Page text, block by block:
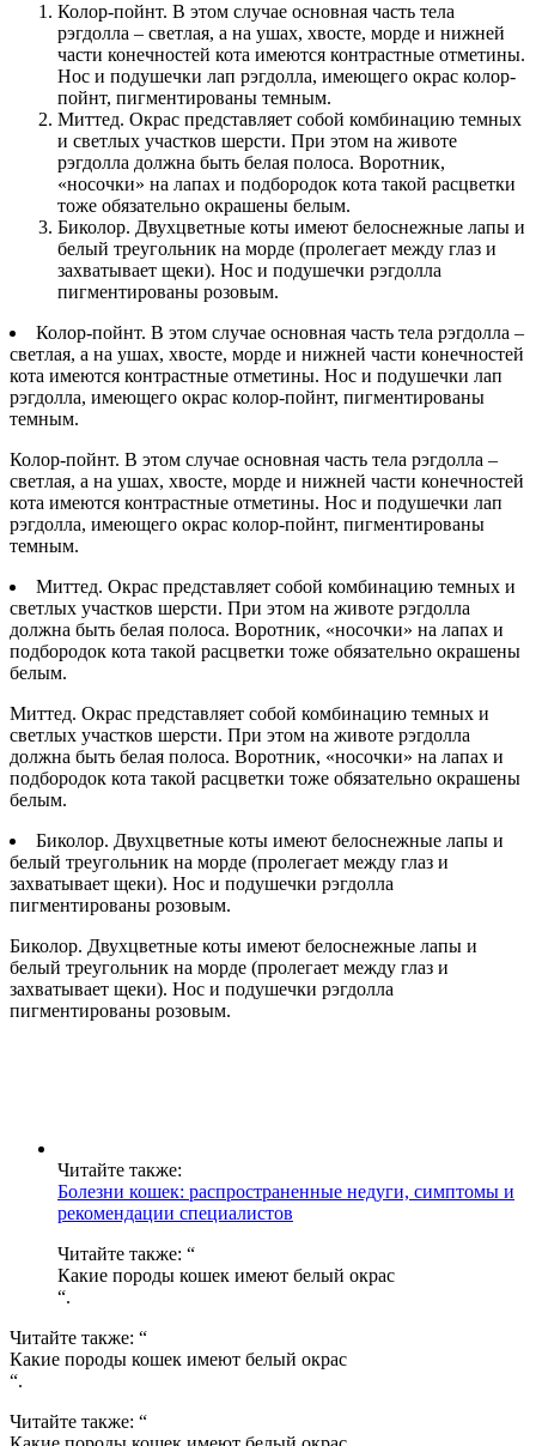
Колор-пойнт. В этом случае основная часть тела
рэгдолла – светлая, а на ушах, хвосте, морде и нижней
части конечностей кота имеются контрастные отметины.
Нос и подушечки лап рэгдолла, имеющего окрас колор-
пойнт, пигментированы темным.
Миттед. Окрас представляет собой комбинацию темных
и светлых участков шерсти. При этом на животе
рэгдолла должна быть белая полоса. Воротник,
«носочки» на лапах и подбородок кота такой расцветки
тоже обязательно окрашены белым.
Биколор. Двухцветные коты имеют белоснежные лапы и
белый треугольник на морде (пролегает между глаз и
захватывает щеки). Нос и подушечки рэгдолла
пигментированы розовым.
Колор-пойнт. В этом случае основная часть тела рэгдолла –
светлая, а на ушах, хвосте, морде и нижней части конечностей
кота имеются контрастные отметины. Нос и подушечки лап
рэгдолла, имеющего окрас колор-пойнт, пигментированы
темным.
Колор-пойнт. В этом случае основная часть тела рэгдолла –
светлая, а на ушах, хвосте, морде и нижней части конечностей
кота имеются контрастные отметины. Нос и подушечки лап
рэгдолла, имеющего окрас колор-пойнт, пигментированы
темным.
Миттед. Окрас представляет собой комбинацию темных и
светлых участков шерсти. При этом на животе рэгдолла
должна быть белая полоса. Воротник, «носочки» на лапах и
подбородок кота такой расцветки тоже обязательно окрашены
белым.
Миттед. Окрас представляет собой комбинацию темных и
светлых участков шерсти. При этом на животе рэгдолла
должна быть белая полоса. Воротник, «носочки» на лапах и
подбородок кота такой расцветки тоже обязательно окрашены
белым.
Биколор. Двухцветные коты имеют белоснежные лапы и
белый треугольник на морде (пролегает между глаз и
захватывает щеки). Нос и подушечки рэгдолла
пигментированы розовым.
Биколор. Двухцветные коты имеют белоснежные лапы и
белый треугольник на морде (пролегает между глаз и
захватывает щеки). Нос и подушечки рэгдолла
пигментированы розовым.
Читайте также:
Болезни кошек: распространенные недуги, симптомы и
рекомендации специалистов
Читайте также: “
Какие породы кошек имеют белый окрас
“.
Читайте также: “
Какие породы кошек имеют белый окрас
“.
Читайте также: “